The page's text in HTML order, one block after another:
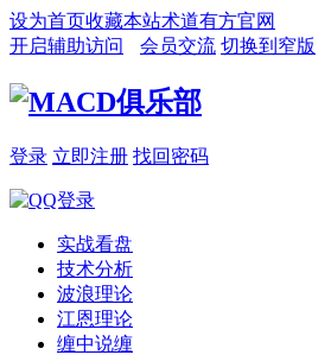
设为首页收藏本站术道有方官网
开启辅助访问
会员交流 切换到窄版
登录 立即注册 找回密码
实战看盘
技术分析
波浪理论
江恩理论
缠中说缠